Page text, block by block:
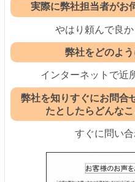
実際に弊社担当者がお
やはり頼んで良か
弊社をどのよ
インターネットで近
弊社を知りすぐにお問合
たとしたらどんな
すぐに問い合